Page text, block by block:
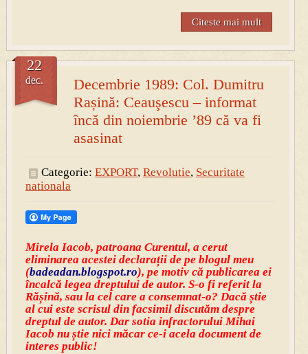
Citeste mai mult
Decembrie 1989: Col. Dumitru
Rașină: Ceauşescu – informat
încă din noiembrie ’89 că va fi
asasinat
22
dec.
Categorie: EXPORT, Revolutie, Securitate
nationala
Mirela Iacob, patroana Curentul, a cerut
eliminarea acestei declarații de pe blogul meu
(badeadan.blogspot.ro), pe motiv că publicarea ei
încalcă legea dreptului de autor. S-o fi referit la
Rășină, sau la cel care a consemnat-o? Dacă știe
al cui este scrisul din facsimil discutăm despre
dreptul de autor. Dar sotia infractorului Mihai
Iacob nu știe nici măcar ce-i acela document de
interes public!